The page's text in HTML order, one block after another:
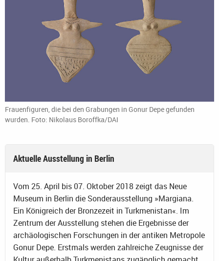
Frauenfiguren, die bei den Grabungen in Gonur Depe gefunden
wurden. Foto: Nikolaus Boroffka/DAI
Aktuelle Ausstellung in Berlin
Vom 25. April bis 07. Oktober 2018 zeigt das Neue
Museum in Berlin die Sonderausstellung »Margiana.
Ein Königreich der Bronzezeit in Turkmenistan«. Im
Zentrum der Ausstellung stehen die Ergebnisse der
archäologischen Forschungen in der antiken Metropole
Gonur Depe. Erstmals werden zahlreiche Zeugnisse der